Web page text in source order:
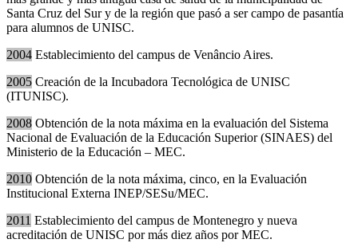
Santa Cruz del Sur y de la región que pasó a ser campo de pasantía
para alumnos de UNISC.
2004 Establecimiento del campus de Venâncio Aires.
2005 Creación de la Incubadora Tecnológica de UNISC
(ITUNISC).
2008 Obtención de la nota máxima en la evaluación del Sistema
Nacional de Evaluación de la Educación Superior (SINAES) del
Ministerio de la Educación – MEC.
2010 Obtención de la nota máxima, cinco, en la Evaluación
Institucional Externa INEP/SESu/MEC.
2011 Establecimiento del campus de Montenegro y nueva
acreditación de UNISC por más diez años por MEC.